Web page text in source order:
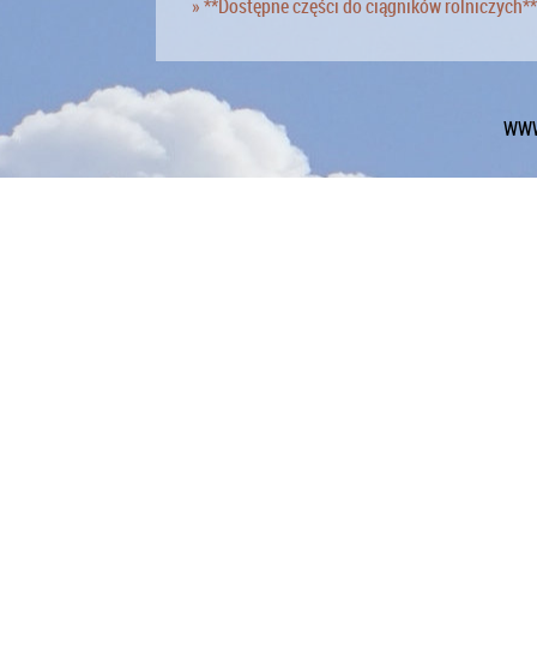
» **Dostępne części do ciągników rolniczych**